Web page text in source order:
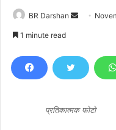
BR Darshan
d
1 minute read
प्रतिकात्मक फोटो